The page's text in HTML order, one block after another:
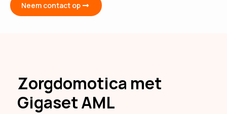
Neem contact op
Zorgdomotica met
Gigaset AML